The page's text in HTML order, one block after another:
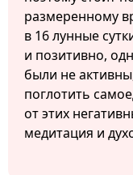
размеренному
в 16 лунные
и позитивно,
были не
поглотить
от этих
медитация и